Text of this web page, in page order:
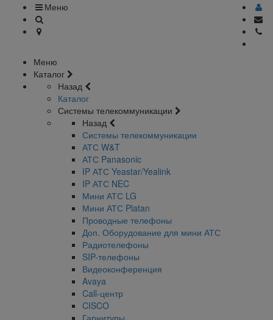
Меню
Меню
Каталог
Назад
Каталог
Системы телекоммуникации
Назад
Системы телекоммуникации
АТС W&T
АТС Panasonic
IP АТС Yeastar/Yealink
IP АТС NEC
Мини АТС LG
Мини АТС Platan
Проводные телефоны
Доп. Оборудование для мини АТС
Радиотелефоны
SIP-телефоны
Видеоконференция
Avaya
Call-центр
CISCO
Гарнитуры